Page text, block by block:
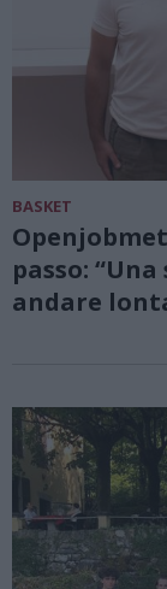
BASKET
passo:
andare